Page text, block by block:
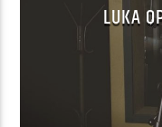
LUKA